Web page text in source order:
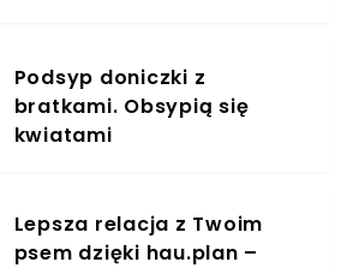
Podsyp doniczki z
bratkami. Obsypią się
kwiatami
Lepsza relacja z Twoim
psem dzięki hau.plan –